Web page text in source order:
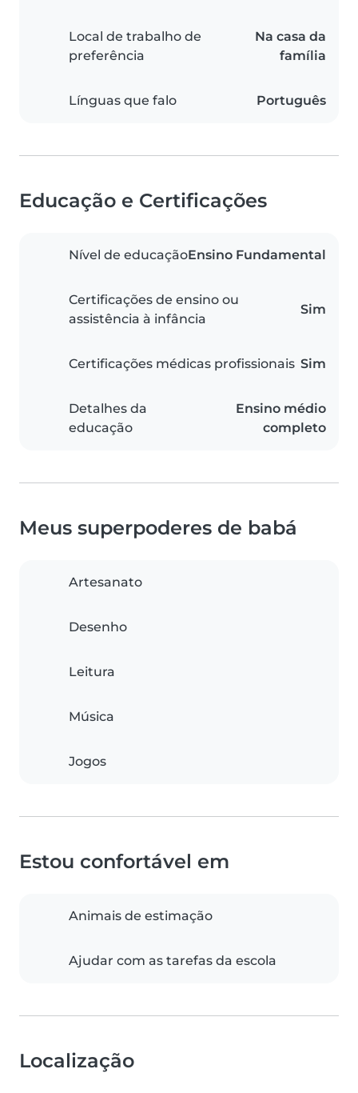
Local de trabalho de
preferência
Na casa da
família
Línguas que falo Português
Educação e Certificações
Nível de educaçãoEnsino Fundamental
Certificações de ensino ou
assistência à infância
Sim
Certificações médicas profissionais Sim
Detalhes da
educação
Ensino médio
completo
Meus superpoderes de babá
Artesanato
Desenho
Leitura
Música
Jogos
Estou confortável em
Animais de estimação
Ajudar com as tarefas da escola
Localização